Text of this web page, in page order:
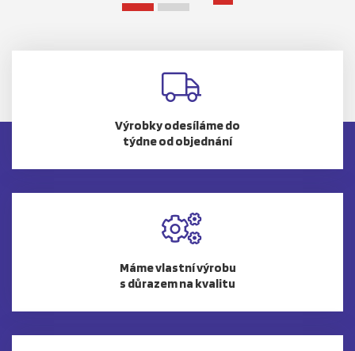
Výrobky odesíláme do
týdne od objednání
Máme vlastní výrobu
s důrazem na kvalitu